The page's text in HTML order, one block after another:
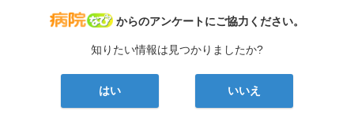
病院なび
からのアンケートにご協力ください。
知りたい情報は見つかりましたか?
はい いいえ